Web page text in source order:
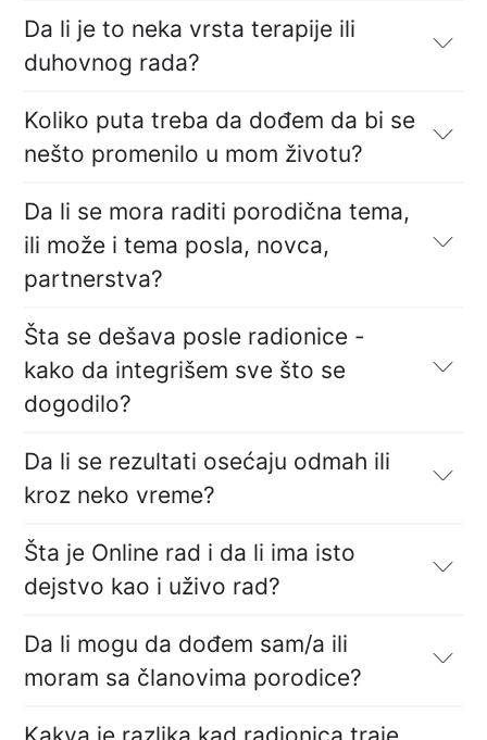
Da li je to neka vrsta terapije ili
duhovnog rada?
Koliko puta treba da dođem da bi se
nešto promenilo u mom životu?
Da li se mora raditi porodična tema,
ili može i tema posla, novca,
partnerstva?
Šta se dešava posle radionice -
kako da integrišem sve što se
dogodilo?
Da li se rezultati osećaju odmah ili
kroz neko vreme?
Šta je Online rad i da li ima isto
dejstvo kao i uživo rad?
Da li mogu da dođem sam/a ili
moram sa članovima porodice?